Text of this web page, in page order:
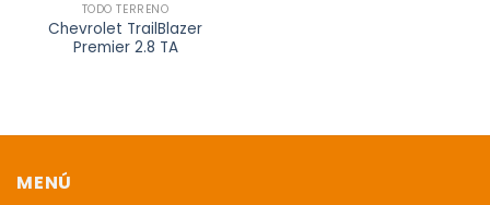
TODO TERRENO
Chevrolet TrailBlazer
Premier 2.8 TA
MENÚ